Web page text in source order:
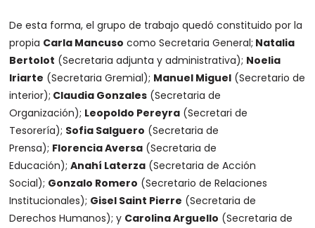
De esta forma, el grupo de trabajo quedó constituido por la
propia Carla Mancuso como Secretaria General; Natalia
Bertolot (Secretaria adjunta y administrativa); Noelia
Iriarte (Secretaria Gremial); Manuel Miguel (Secretario de
interior); Claudia Gonzales (Secretaria de
Organización); Leopoldo Pereyra (Secretari de
Tesorería); Sofia Salguero (Secretaria de
Prensa); Florencia Aversa (Secretaria de
Educación);Anahí Laterza (Secretaria de Acción
Social); Gonzalo Romero (Secretario de Relaciones
Institucionales); Gisel Saint Pierre (Secretaria de
Derechos Humanos); y Carolina Arguello (Secretaria de